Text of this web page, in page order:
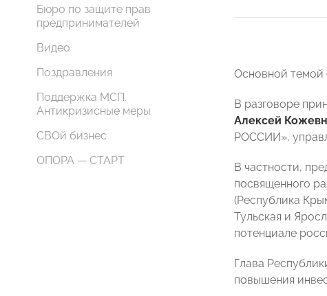
Бюро по защите прав
предпринимателей
Видео
Поздравления
Поддержка МСП.
Антикризисные меры
СВОй бизнес
ОПОРА — СТАРТ
Основной темой
В разговоре
Алексей
РОССИИ»,
В частности,
посвященного
(Республика
Тульская и
потенциале
Глава
повышения